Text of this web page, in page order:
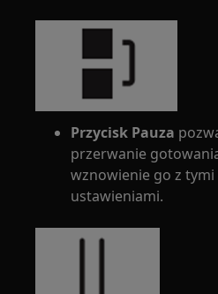
Przycisk Pauza
przerwanie
wznowienie go z tymi
ustawieniami.